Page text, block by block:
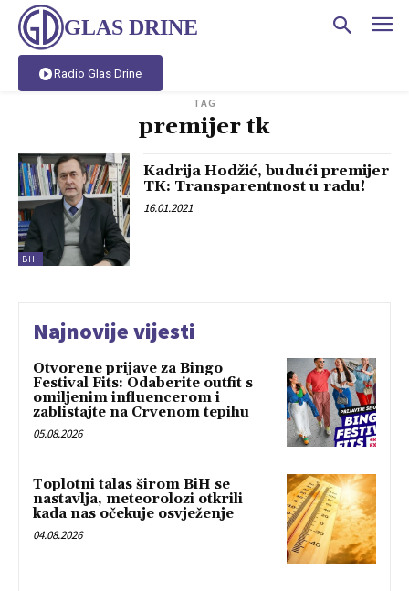
GLAS DRINE
Radio Glas Drine
TAG
premijer tk
BIH
Kadrija Hodžić, budući premijer
TK: Transparentnost u radu!
16.01.2021
Najnovije vijesti
Otvorene prijave za Bingo
Festival Fits: Odaberite outfit s
omiljenim influencerom i
zablistajte na Crvenom tepihu
05.08.2026
Toplotni talas širom BiH se
nastavlja, meteorolozi otkrili
kada nas očekuje osvježenje
04.08.2026